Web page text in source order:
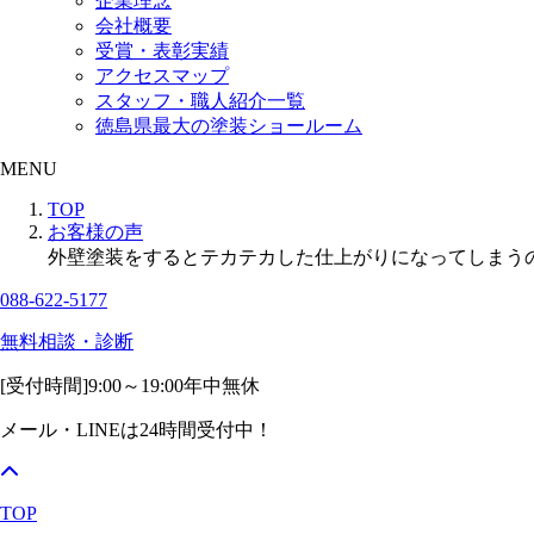
会社概要
受賞・表彰実績
アクセスマップ
スタッフ・職人紹介一覧
徳島県最大の塗装ショールーム
MENU
TOP
お客様の声
外壁塗装をするとテカテカした仕上がりになってしまう
088-622-5177
無料相談・診断
[受付時間]9:00～19:00年中無休
メール・LINEは24時間受付中！
TOP